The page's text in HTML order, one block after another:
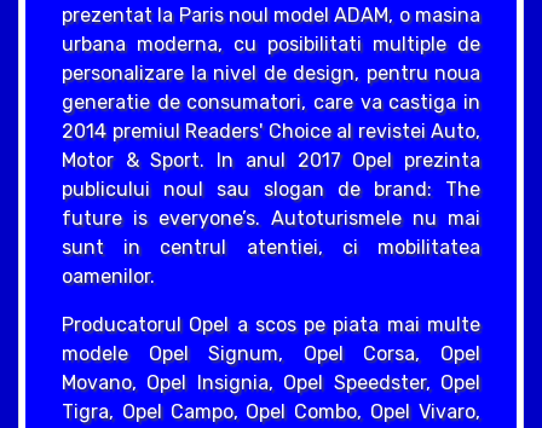
prezentat la Paris noul model ADAM, o masina
urbana moderna, cu posibilitati multiple de
personalizare la nivel de design, pentru noua
generatie de consumatori, care va castiga in
2014 premiul Readers' Choice al revistei Auto,
Motor & Sport. In anul 2017 Opel prezinta
publicului noul sau slogan de brand: The
future is everyone’s. Autoturismele nu mai
sunt in centrul atentiei, ci mobilitatea
oamenilor.
Producatorul Opel a scos pe piata mai multe
modele Opel Signum, Opel Corsa, Opel
Movano, Opel Insignia, Opel Speedster, Opel
Tigra, Opel Campo, Opel Combo, Opel Vivaro,